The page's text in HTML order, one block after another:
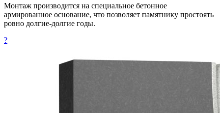
Монтаж производится на специальное бетонное
армированное основание, что позволяет памятнику простоять
ровно долгие-долгие годы.
?